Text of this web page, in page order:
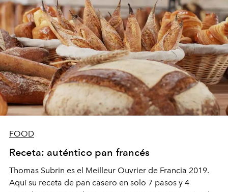
FOOD
Receta: auténtico pan francés
Thomas Subrin es el Meilleur Ouvrier de Francia 2019.
Aquí su receta de pan casero en solo 7 pasos y 4